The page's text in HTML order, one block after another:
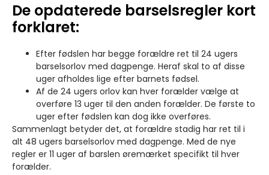
De opdaterede barselsregler kort
forklaret:
Efter fødslen har begge forældre ret til 24 ugers
barselsorlov med dagpenge. Heraf skal to af disse
uger afholdes lige efter barnets fødsel.
Af de 24 ugers orlov kan hver forælder vælge at
overføre 13 uger til den anden forælder. De første to
uger efter fødslen kan dog ikke overføres.
Sammenlagt betyder det, at forældre stadig har ret til i
alt 48 ugers barselsorlov med dagpenge. Med de nye
regler er 11 uger af barslen øremærket specifikt til hver
forælder.